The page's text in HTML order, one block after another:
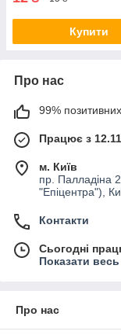
Купити
Про нас
99% позитивних
Працює з
м. Київ
пр. Палладіна
"Епіцентра"),
Контакти
Сьогодні
Показати
Про нас